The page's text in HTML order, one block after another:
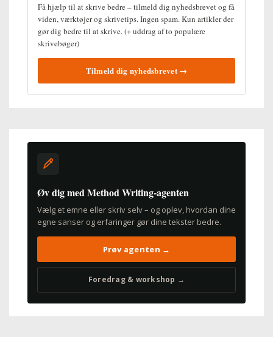
Få hjælp til at skrive bedre – tilmeld dig nyhedsbrevet og få
viden, værktøjer og skrivetips. Ingen spam. Kun artikler der
gør dig bedre til at skrive. (+ uddrag af to populære
skrivebøger)
Tilmeld dig nyhedsbrevet →
Øv dig med Method Writing-agenten
Vælg et emne eller skriv selv – og oplev, hvordan dine
egne sanser og erfaringer gør dine tekster bedre.
Prøv agenten →
Foredrag & workshop →